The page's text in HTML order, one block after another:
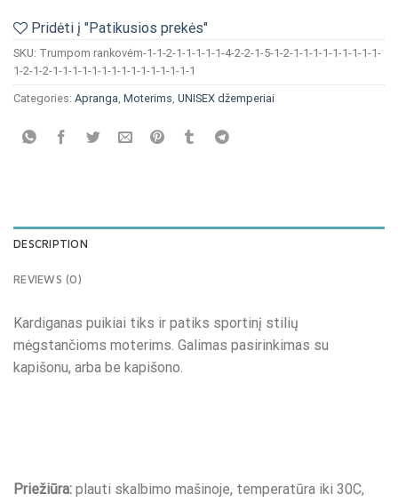
Pridėti į "Patikusios prekės"
SKU: Trumpom rankovėm-1-1-2-1-1-1-1-1-4-2-2-1-5-1-2-1-1-1-1-1-1-1-1-1-
1-2-1-2-1-1-1-1-1-1-1-1-1-1-1-1-1-1-1
Categories: Apranga Moterims UNISEX džemperiai
DESCRIPTION
REVIEWS (0)
Kardiganas puikiai tiks ir patiks sportinį stilių
mėgstančioms moterims. Galimas pasirinkimas su
kapišonu, arba be kapišono.
Priežiūra: plauti skalbimo mašinoje, temperatūra iki 30C,